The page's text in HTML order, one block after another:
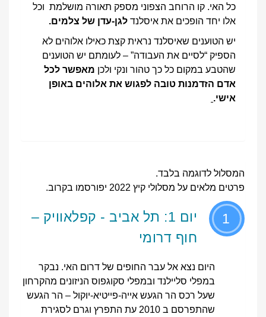
כל האי. קו הרוחב הצפוני מספק תאורה מושלמת וכל
אלו יחד הופכים את איסלנד לגן-עדן של צלמים.
יש הטוענים שאיסלנד נראית קצת כאילו אלוהים לא
הספיק “לסיים את העבודה” – לעומתם יש הטוענים
שהטבע במקום כל כך טהור ונקי ולכן מאפשר לכל
אדם הזדמנות טובה לפגוש את אלוהים באופן
אישי.
המסלול לדוגמה בלבד.
פרטים מלאים על מסלולי קיץ 2022 יפורסמו בקרוב.
1
יום 1: תל אביב - קפלאוויק –
חוף דרומי
היום נצא אל עבר החופים של דרום האי. נבקר
במפלי סליילנד ובמפלי סקוגפוס הניזונים מהקרחון
שעל רכס הר הגעש אייה-פייטיא-יוקול – הר הגעש
שהתפרסם ב 2010 עת התפרץ וגרם לסגירת